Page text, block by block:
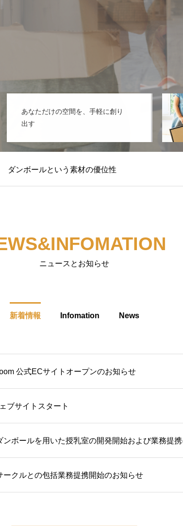
あなただけの空間を、手軽に創り
出す
ダンボールという素材の優位性
ニュースとお知らせ
新着情報 Infomation News
公式ECサイトオープンのお知らせ
ブサイトスタート
ンボールを用いた授乳室の開発開始および業務提
ークルとの包括業務提携開始のお知らせ